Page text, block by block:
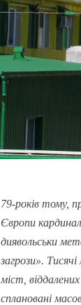
79-років тому,
Європи
диявольськи
загрози».
міст,
сплановані